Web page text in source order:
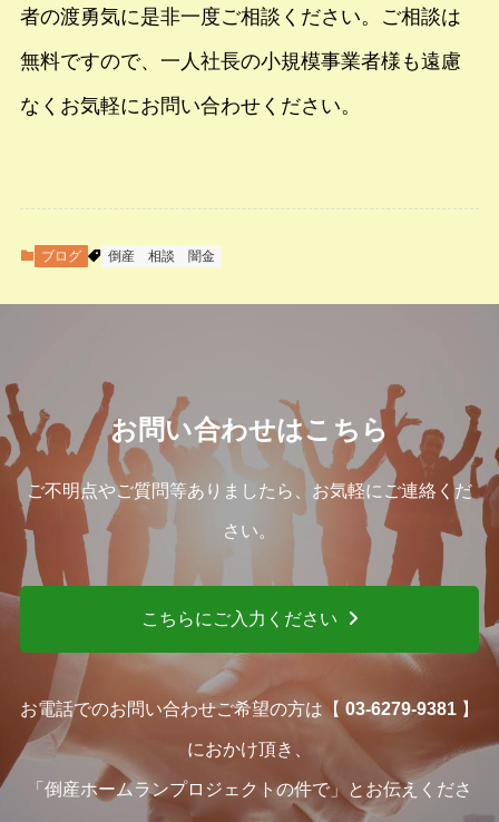
者の渡勇気に是非一度ご相談ください。ご相談は
無料ですので、一人社長の小規模事業者様も遠慮
なくお気軽にお問い合わせください。
ブログ 倒産 相談 闇金
お問い合わせはこちら
ご不明点やご質問等ありましたら、お気軽にご連絡くだ
さい。
こちらにご入力ください
お電話でのお問い合わせご希望の方は【 03-6279-9381 】
におかけ頂き、
「倒産ホームランプロジェクトの件で」とお伝えくださ